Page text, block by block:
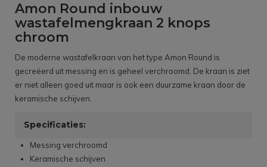
Amon Round inbouw
wastafelmengkraan 2 knops
chroom
De moderne wastafelkraan van het type Amon Round is
gecreëerd uit messing en is geheel verchroomd. De kraan is ziet
er niet alleen goed uit maar is ook een duurzame kraan door de
keramische schijven.
Specificaties:
Messing verchroomd
Keramische schijven